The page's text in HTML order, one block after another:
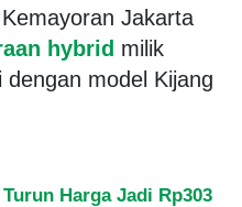
Jakarta
hybrid milik
model Kijang
Harga Jadi Rp303